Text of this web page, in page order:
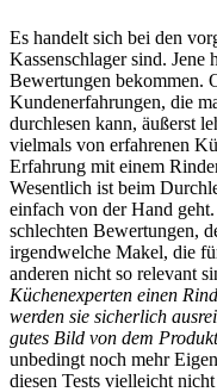
Es handelt sich bei den
Kassenschlager sind. Jene
Bewertungen bekommen.
Kundenerfahrungen, die
durchlesen kann, äußerst
vielmals von erfahrenen
Erfahrung mit einem
Wesentlich ist beim
einfach von der Hand
schlechten Bewertungen,
irgendwelche Makel, die
anderen nicht so relevant
Küchenexperten einen
werden sie sicherlich
gutes Bild von dem
unbedingt noch mehr
diesen Tests vielleicht